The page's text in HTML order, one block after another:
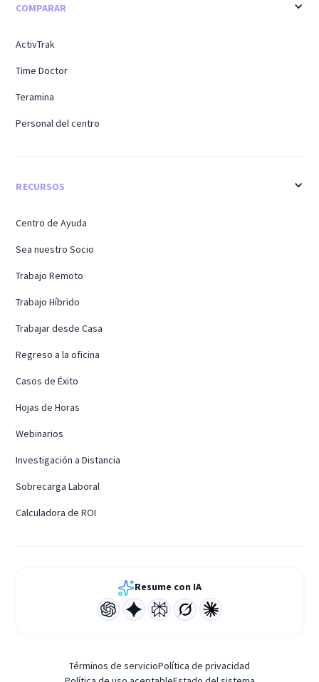
COMPARAR
ActivTrak
Time Doctor
Teramina
Personal del centro
RECURSOS
Centro de Ayuda
Sea nuestro Socio
Trabajo Remoto
Trabajo Híbrido
Trabajar desde Casa
Regreso a la oficina
Casos de Éxito
Hojas de Horas
Webinarios
Investigación a Distancia
Sobrecarga Laboral
Calculadora de ROI
Resume con IA
Términos de servicioPolítica de privacidad